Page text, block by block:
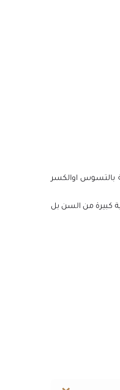
بالتسوس اوالكسر
كبيرة من السن بل